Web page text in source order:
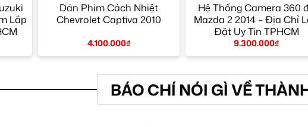
Lắp
Dán Phim Cách Nhiệt
Chevrolet Captiva 2010
4.100.000₫
Hệ Thống Camera 360
Mazda 2 2014 – Địa Chỉ
Đặt Uy Tín TPHCM
9.300.000₫
BÁO CHÍ NÓI GÌ VỀ